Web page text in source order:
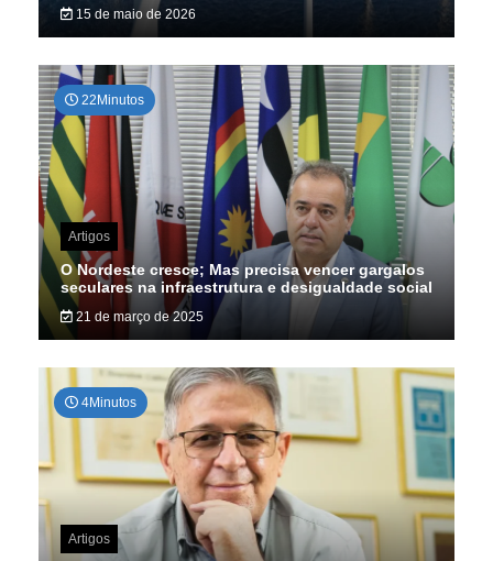
15 de maio de 2026
22Minutos
Artigos
O Nordeste cresce; Mas precisa vencer gargalos
seculares na infraestrutura e desigualdade social
21 de março de 2025
4Minutos
Artigos